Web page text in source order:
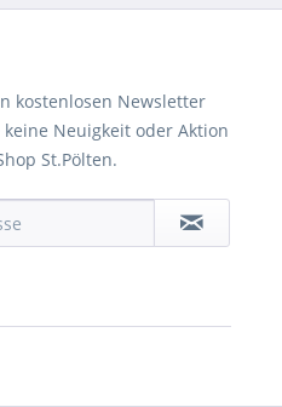
kostenlosen Newsletter
Neuigkeit oder Aktion
St.Pölten.